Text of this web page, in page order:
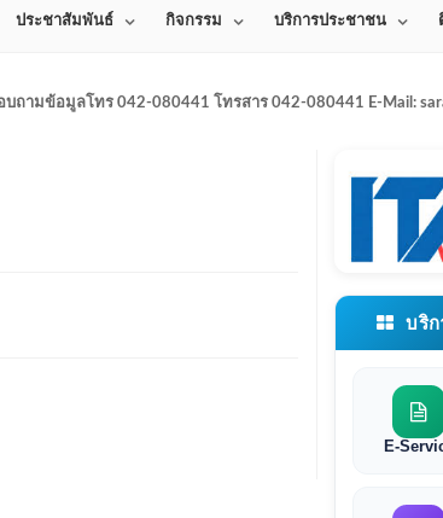
ประชาสัมพันธ์ กิจกรรม บริการประชาชน
ถามข้อมูลโทร 042-080441 โทรสาร 042-080441 E-Mail:
บริ
E-